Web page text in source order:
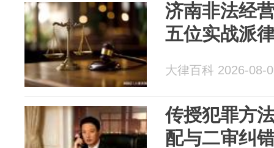
济南非法经
五位实战派
大律百科 2026-08-
传授犯罪方
配与二审纠